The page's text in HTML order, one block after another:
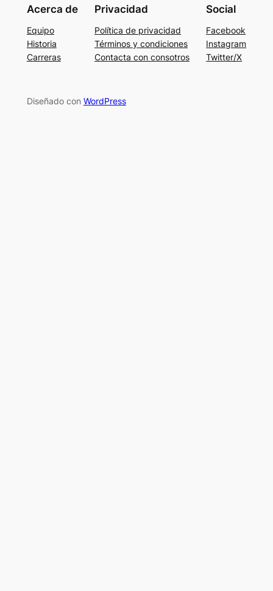
Acerca de
Equipo
Historia
Carreras
Privacidad
Política de privacidad
Términos y condiciones
Contacta con consotros
Social
Facebook
Instagram
Twitter/X
Diseñado con WordPress